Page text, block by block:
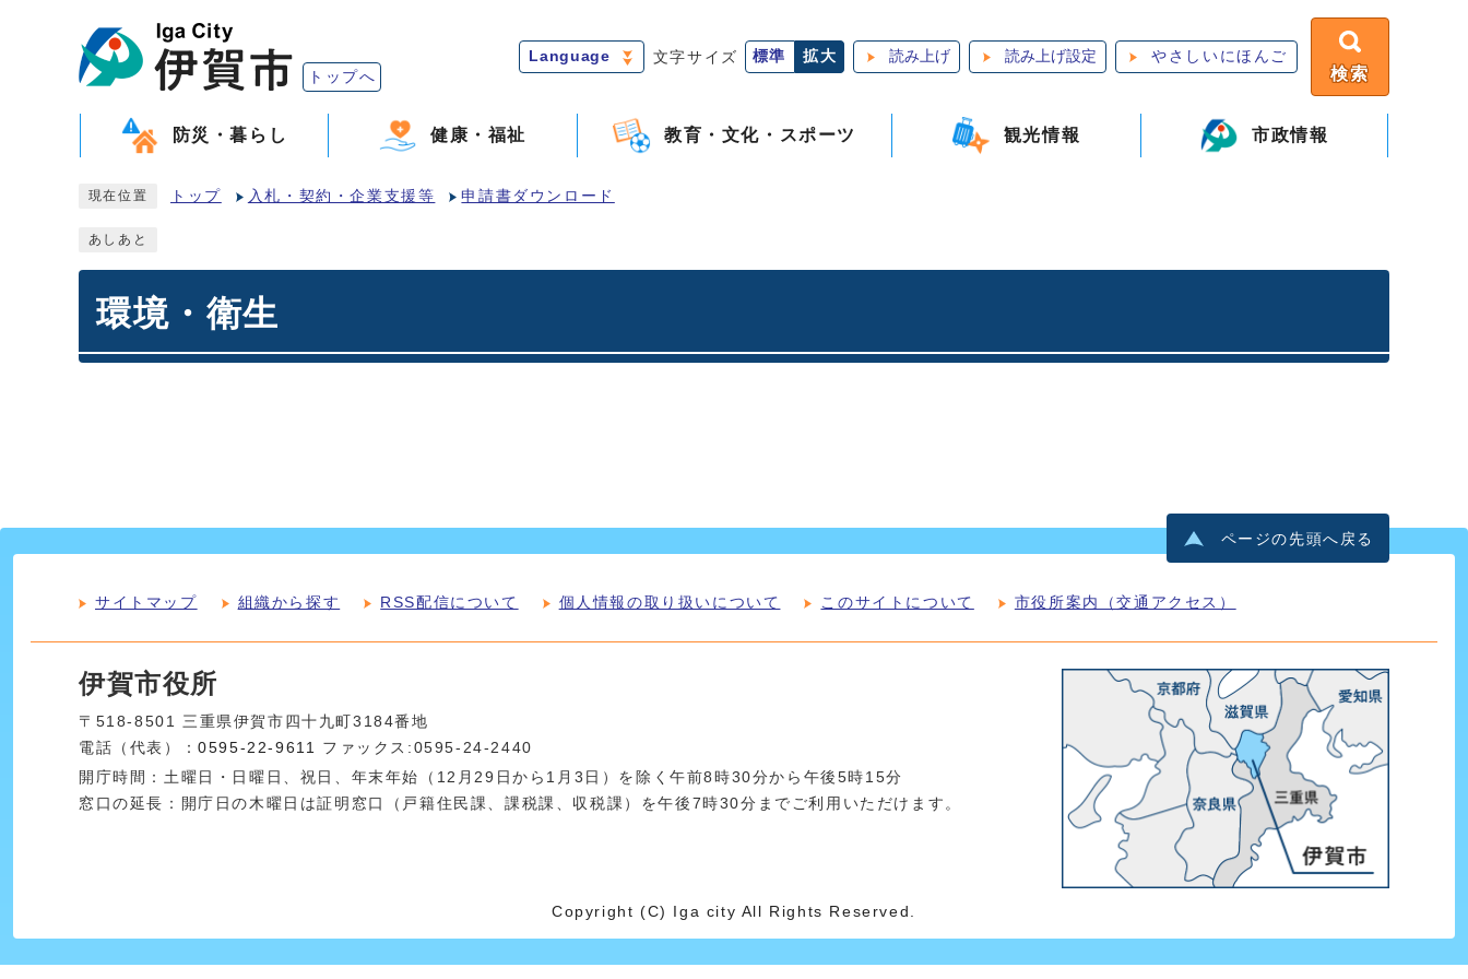
トップへ
Language 文字サイズ 標準 拡大 読み上げ 読み上げ設定 やさしいにほんご
検索
防災・暮らし 健康・福祉 教育・文化・スポーツ 観光情報 市政情報
現在位置 トップ 入札・契約・企業支援等 申請書ダウンロード
あしあと
環境・衛生
ページの先頭へ戻る
サイトマップ 組織から探す RSS配信について 個人情報の取り扱いについて このサイトについて 市役所案内（交通アクセス）
伊賀市役所
〒518-8501 三重県伊賀市四十九町3184番地
電話（代表）：0595-22-9611 ファックス:0595-24-2440
開庁時間：土曜日・日曜日、祝日、年末年始（12月29日から1月3日）を除く午前8時30分から午後5時15分
窓口の延長：開庁日の木曜日は証明窓口（戸籍住民課、課税課、収税課）を午後7時30分までご利用いただけます。
Copyright (C) Iga city All Rights Reserved.